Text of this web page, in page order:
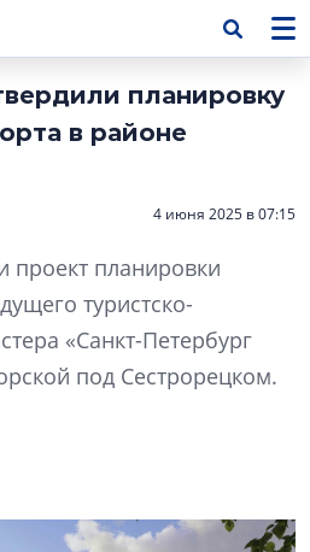
планировку
в районе
4 июня 2025 в 07:15
проект планировки
туристско-
«Санкт-Петербург
под Сестрорецком.